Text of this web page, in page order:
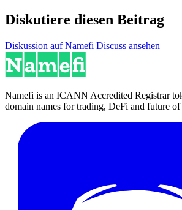
Diskutiere diesen Beitrag
Diskussion auf Namefi Discuss ansehen
Namefi is an ICANN Accredited Registrar
domain names for trading, DeFi and future of